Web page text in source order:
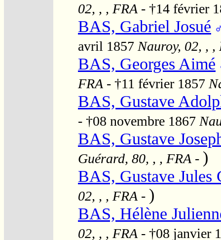
02, , , FRA - †14 février
BAS, Gabriel Josué
avril 1857 Nauroy, 02, , ,
BAS, Georges Aimé
FRA - †11 février 1857
BAS, Gustave
- †08 novembre 1867
BAS, Gustave
Guérard, 80, , , FRA - )
BAS, Gustave Jules
02, , , FRA - )
BAS, Hélène
02, , , FRA - †08 janvier